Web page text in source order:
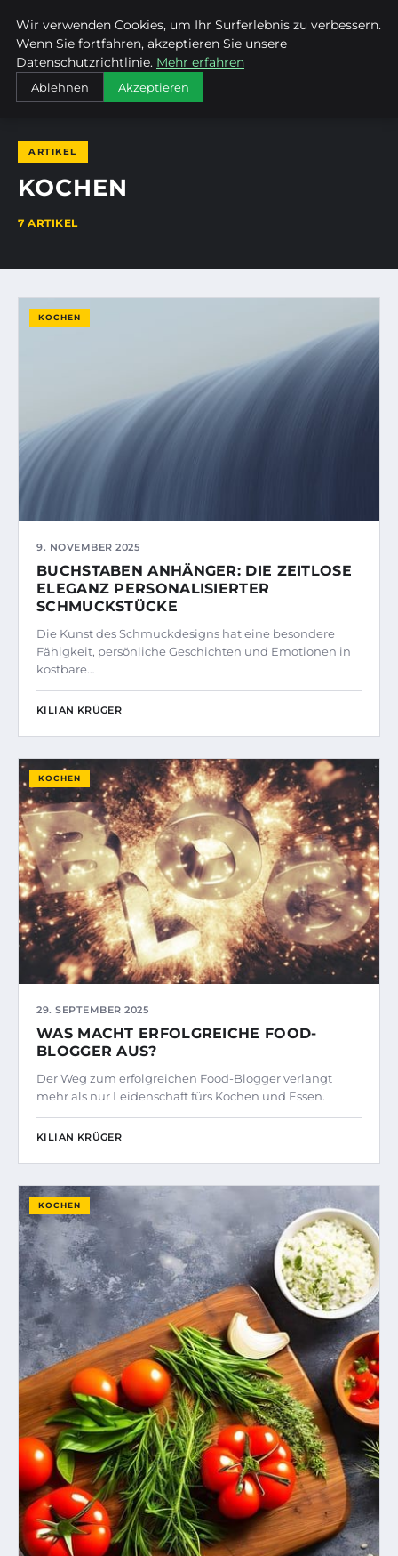
MTUCLUB
STARTSEITE KOCHEN
ARTIKEL
KOCHEN
7 ARTIKEL
KOCHEN
9. NOVEMBER 2025
BUCHSTABEN ANHÄNGER: DIE ZEITLOSE
ELEGANZ PERSONALISIERTER
SCHMUCKSTÜCKE
Die Kunst des Schmuckdesigns hat eine besondere
Fähigkeit, persönliche Geschichten und Emotionen in
kostbare…
KILIAN KRÜGER
KOCHEN
29. SEPTEMBER 2025
WAS MACHT ERFOLGREICHE FOOD-
BLOGGER AUS?
Der Weg zum erfolgreichen Food-Blogger verlangt
mehr als nur Leidenschaft fürs Kochen und Essen.
KILIAN KRÜGER
KOCHEN
Wir verwenden Cookies, um Ihr Surferlebnis zu verbessern.
Wenn Sie fortfahren, akzeptieren Sie unsere
Datenschutzrichtlinie. Mehr erfahren
Ablehnen Akzeptieren